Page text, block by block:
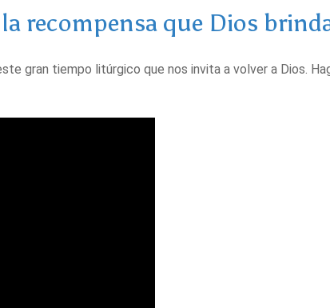
recompensa que Dios
gran tiempo litúrgico que nos invita a volver a Dios.